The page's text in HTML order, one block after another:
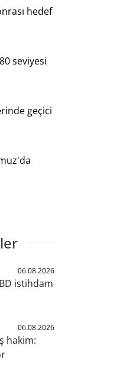
hedef
seviyesi
geçici
06.08.2026
istihdam
06.08.2026
hakim: